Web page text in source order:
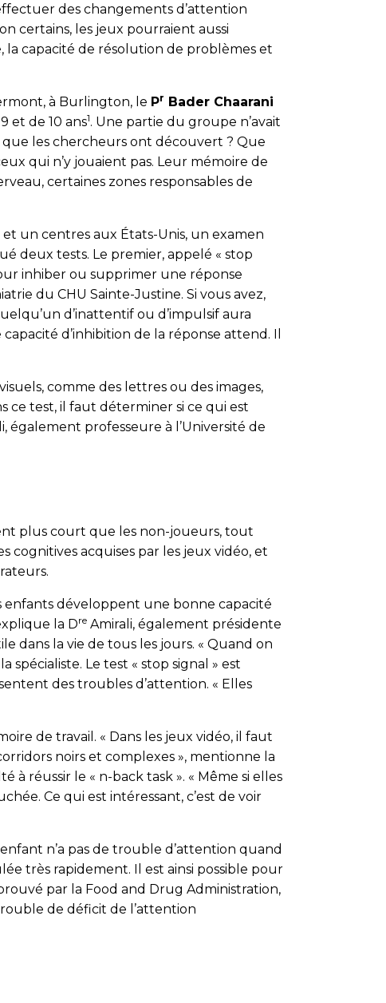
des changements d’attention
certains, les jeux pourraient aussi
capacité de résolution de problèmes et
à Burlington, le Pr Bader Chaarani
et de 10 ans1. Une partie du groupe n’avait
que les chercheurs ont découvert ? Que
qui n’y jouaient pas. Leur mémoire de
certaines zones responsables de
un centres aux États-Unis, un examen
deux tests. Le premier, appelé « stop
inhiber ou supprimer une réponse
du CHU Sainte-Justine. Si vous avez,
d’inattentif ou d’impulsif aura
d’inhibition de la réponse attend. Il
comme des lettres ou des images,
ce test, il faut déterminer si ce qui est
également professeure à l’Université de
plus court que les non-joueurs, tout
cognitives acquises par les jeux vidéo, et
enfants développent une bonne capacité
la Dre Amirali, également présidente
dans la vie de tous les jours. « Quand on
Le test « stop signal » est
des troubles d’attention. « Elles
de travail. « Dans les jeux vidéo, il faut
noirs et complexes », mentionne la
réussir le « n-back task ». « Même si elles
Ce qui est intéressant, c’est de voir
n’a pas de trouble d’attention quand
très rapidement. Il est ainsi possible pour
par la Food and Drug Administration,
de déficit de l’attention